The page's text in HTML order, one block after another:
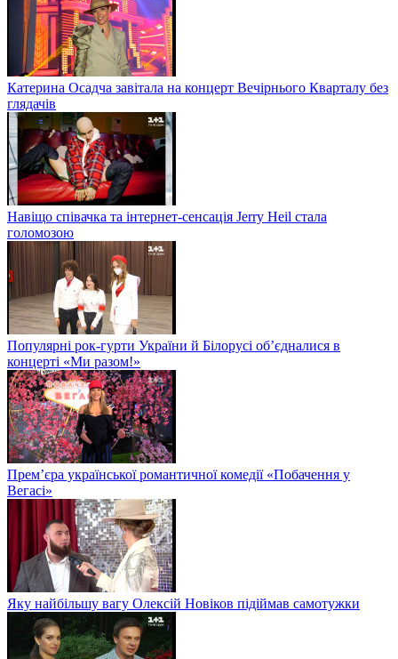
Катерина Осадча завітала на концерт Вечірнього Кварталу без
глядачів
Навіщо співачка та інтернет-сенсація Jerry Heil стала
голомозою
Популярні рок-гурти України й Білорусі об’єдналися в
концерті «Ми разом!»
Прем’єра української романтичної комедії «Побачення у
Вегасі»
Яку найбільшу вагу Олексій Новіков підіймав самотужки